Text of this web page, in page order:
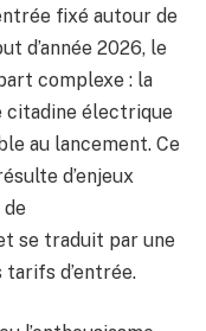
fixé autour de
d’année 2026, le
complexe : la
citadine électrique
au lancement. Ce
d’enjeux
se traduit par une
d’entrée.